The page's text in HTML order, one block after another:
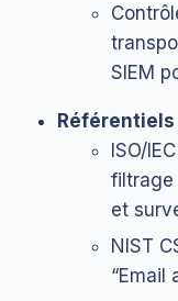
SIEM
Référentiels
ISO/
filtrage
et
NIST
“Email